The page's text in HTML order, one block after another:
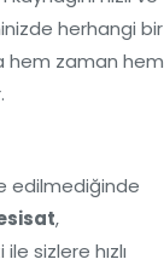
herhangi bir
hem zaman hem
edilmediğinde
,
sizlere hızlı